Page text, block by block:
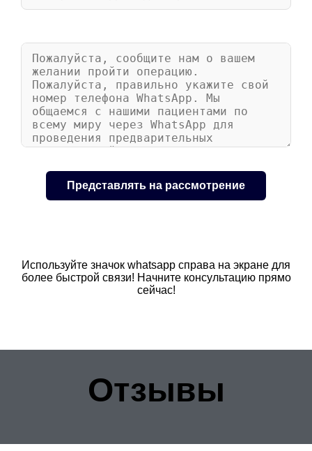
Используйте значок whatsapp справа на экране для
более быстрой связи! Начните консультацию прямо
сейчас!
Отзывы